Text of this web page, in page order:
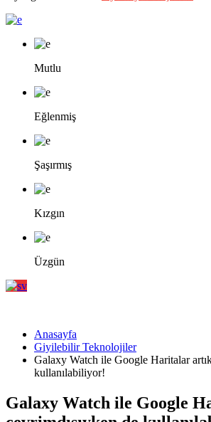
Mutlu
Eğlenmiş
Şaşırmış
Kızgın
Üzgün
Anasayfa
Giyilebilir Teknolojiler
Galaxy Watch ile Google Haritalar
kullanılabiliyor!
Galaxy Watch ile Google